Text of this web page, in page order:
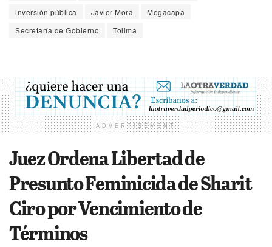
inversión pública
Javier Mora
Megacapa
Secretaría de Gobierno
Tolima
ADVERTISEMENT
Juez Ordena Libertad de
Presunto Feminicida de Sharit
Ciro por Vencimiento de
Términos